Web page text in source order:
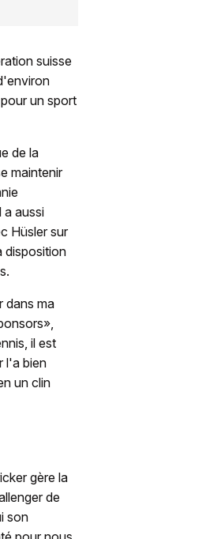
suisse
un sport
de la
maintenir
a aussi
Hüsler sur
disposition
dans ma
il est
l'a bien
un clin
gère la
de
son